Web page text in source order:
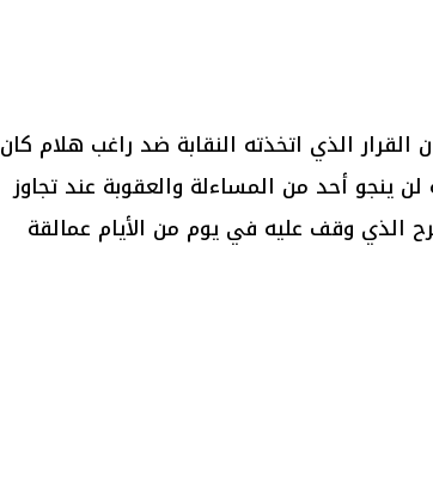
الذي اتخذته النقابة ضد راغب هلام كان
لن ينجو أحد من المساءلة والعقوبة عند تجاوز
الذي وقف عليه في يوم من الأيام عمالقة